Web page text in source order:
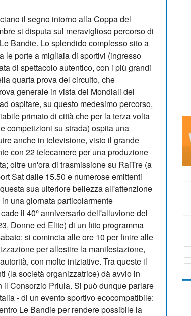
il segno intorno alla Coppa del
si disputa sul meraviglioso percorso di
Bandie. Lo splendido complesso sito a
le porte a migliaia di sportivi (ingresso
di spettacolo autentico, con i più grandi
quarta prova del circuito, che
generale in vista dei Mondiali del
ospitare, su questo medesimo percorso,
primato di città che per la terza volta
competizioni su strada) ospita una
anche in televisione, visto il grande
con 22 telecamere per una produzione
oltre un'ora di trasmissione su RaiTre (a
Sat dalle 15.50 e numerose emittenti
sua ulteriore bellezza all'attenzione
una giornata particolarmente
il 40° anniversario dell'alluvione del
Donne ed Elite) di un fitto programma
si comincia alle ore 10 per finire alle
per allestire la manifestazione,
con molte iniziative. Tra queste il
(la società organizzatrice) dà avvio in
Consorzio Priula. Si può dunque parlare
- di un evento sportivo ecocompatibile:
Le Bandie per rendere possibile la